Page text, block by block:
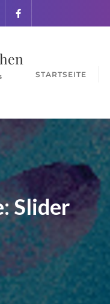
STARTSEITE
Slider